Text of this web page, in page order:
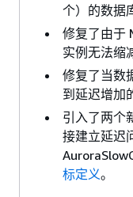
个）的数据
修复了由于
实例无法缩
修复了当数
到延迟增加
引入了两个
接建立延迟
标定义。